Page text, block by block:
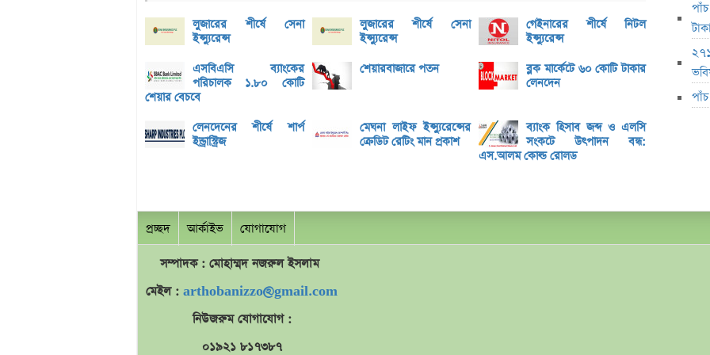
লুজারের শীর্ষে সেনা
ইন্স্যুরেন্স
লুজারের শীর্ষে সেনা
ইন্স্যুরেন্স
গেইনারের শীর্ষে নিটল
ইন্স্যুরেন্স
এসবিএসি ব্যাংকের
পরিচালক ১.৮০ কোটি
শেয়ার বেচবে
শেয়ারবাজারে পতন
ব্লক মার্কেটে ৬০ কোটি টাকার
লেনদেন
লেনদেনের শীর্ষে শার্প
ইন্ড্রাস্ট্রিজ
মেঘনা লাইফ ইন্স্যুরেন্সের
ক্রেডিট রেটিং মান প্রকাশ
ব্যাংক হিসাব জব্দ ও এলসি
সংকটে উৎপাদন বন্ধ:
এস.আলম কোল্ড রোলড
১৪
৩২%
প্রচ্ছদ আর্কাইভ যোগাযোগ
সম্পাদক : মোহাম্মদনজরুলইসলাম
মেইল : arthobanizzo@gmail.com
নিউজরুম যোগাযোগ :
০১৯২১ ৮১৭৩৮৭